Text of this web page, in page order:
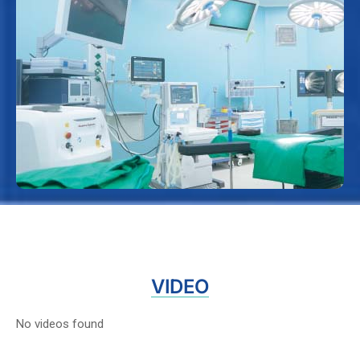
Hệ thống phòng mổ hiện đại
Trang bị đầy đủ các thiết bị y tế tiên tiến phục
vụ các phẫu thuật chuyên sâu an toàn và hiệu
quả.
VIDEO
No videos found